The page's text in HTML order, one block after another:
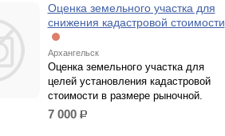
Оценка земельного участка для
снижения кадастровой стоимости
Архангельск
Оценка земельного участка для
целей установления кадастровой
стоимости в размере рыночной.
7 000 р.